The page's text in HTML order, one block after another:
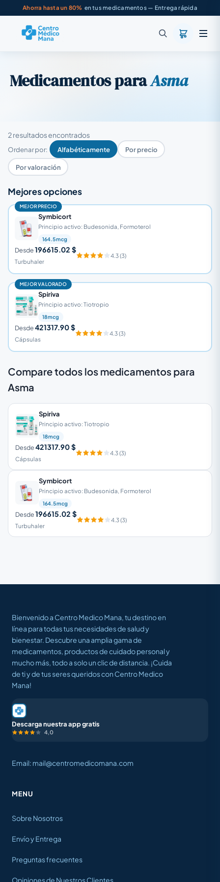
Ahorra hasta un 80% en tus medicamentos — Entrega rápida
Medicamentos paraAsma
2 resultados encontrados
Ordenar por: Alfabéticamente Por precio
Por valoración
Mejores opciones
MEJOR PRECIO
Symbicort
Principio activo: Budesonida, Formoterol
164.5mcg
Desde196615.02 $
Turbuhaler
4.3 (3)
MEJOR VALORADO
Spiriva
Principio activo: Tiotropio
18mcg
Desde421317.90 $
Cápsulas
4.3 (3)
Compare todos los medicamentos para
Asma
Spiriva
Principio activo: Tiotropio
18mcg
Desde421317.90 $
Cápsulas
4.3 (3)
Symbicort
Principio activo: Budesonida, Formoterol
164.5mcg
Desde196615.02 $
Turbuhaler
4.3 (3)
Bienvenido a Centro Medico Mana, tu destino en
línea para todas tus necesidades de salud y
bienestar. Descubre una amplia gama de
medicamentos, productos de cuidado personal y
mucho más, todo a solo un clic de distancia. ¡Cuida
de ti y de tus seres queridos con Centro Medico
Mana!
Descarga nuestra app gratis
4,0
Email: mail@centromedicomana.com
MENU
Sobre Nosotros
Envío y Entrega
Preguntas frecuentes
Opiniones de Nuestros Clientes